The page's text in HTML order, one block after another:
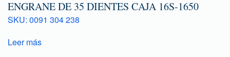
ENGRANE DE 35 DIENTES CAJA 16S-1650
SKU: 0091 304 238
Leer más